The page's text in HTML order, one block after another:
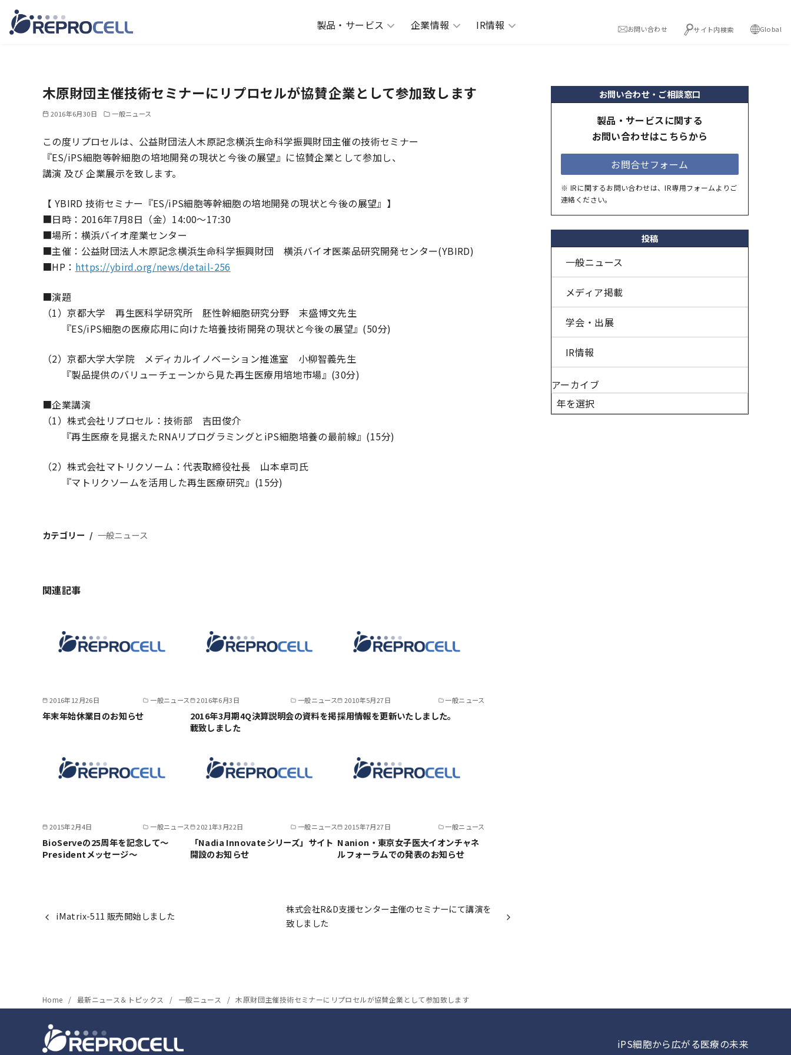
お問い合わせ サイト内検索 Global
製品・サービス 企業情報 IR情報
木原財団主催技術セミナーにリプロセルが協賛企業として参加致します
2016年6月30日 一般ニュース
この度リプロセルは、公益財団法人木原記念横浜生命科学振興財団主催の技術セミナー
『ES/iPS細胞等幹細胞の培地開発の現状と今後の展望』に協賛企業として参加し、
講演 及び 企業展示を致します。
【 YBIRD 技術セミナー『ES/iPS細胞等幹細胞の培地開発の現状と今後の展望』】
■日時：2016年7月8日（金）14:00～17:30
■場所：横浜バイオ産業センター
■主催：公益財団法人木原記念横浜生命科学振興財団 横浜バイオ医薬品研究開発センター(YBIRD)
■HP： https://ybird.org/news/detail-256
■演題
（1）京都大学 再生医科学研究所 胚性幹細胞研究分野 末盛博文先生
『ES/iPS細胞の医療応用に向けた培養技術開発の現状と今後の展望』(50分)
（2）京都大学大学院 メディカルイノベーション推進室 小柳智義先生
『製品提供のバリューチェーンから見た再生医療用培地市場』(30分)
■企業講演
（1）株式会社リプロセル：技術部 吉田俊介
『再生医療を見据えたRNAリプログラミングとiPS細胞培養の最前線』(15分)
（2）株式会社マトリクソーム：代表取締役社長 山本卓司氏
『マトリクソームを活用した再生医療研究』(15分)
カテゴリー 一般ニュース
関連記事
2016年12月26日 一般ニュース
年末年始休業日のお知らせ
2016年6月3日 一般ニュース
2016年3月期4Q決算説明会の資料を掲
載致しました
2010年5月27日 一般ニュース
採用情報を更新いたしました。
2015年2月4日 一般ニュース
BioServeの25周年を記念して～
Presidentメッセージ～
2021年3月22日 一般ニュース
「Nadia Innovateシリーズ」サイト
開設のお知らせ
2015年7月27日 一般ニュース
Nanion・東京女子医大イオンチャネ
ルフォーラムでの発表のお知らせ
iMatrix-511 販売開始しました
株式会社R&D支援センター主催のセミナーにて講演を
致しました
お問い合わせ・ご相談窓口
製品・サービスに関する
お問い合わせはこちらから
お問合せフォーム
※ IRに関するお問い合わせは、IR専用フォームよりご
連絡ください。
投稿
一般ニュース
メディア掲載
学会・出展
IR情報
アーカイブ
Home 最新ニュース＆トピックス 一般ニュース 木原財団主催技術セミナーにリプロセルが協賛企業として参加致します
iPS細胞から広がる医療の未来